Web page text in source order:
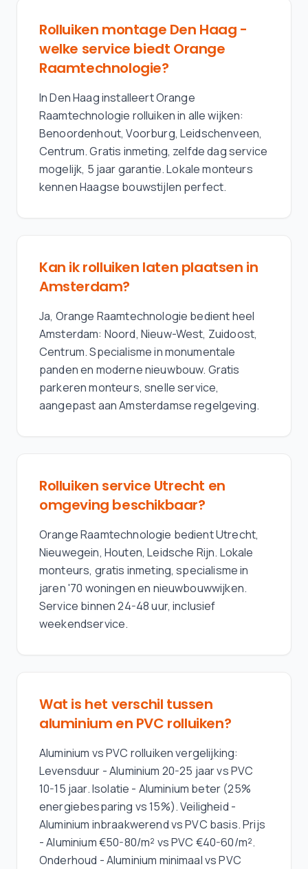
Rolluiken montage Den Haag -
welke service biedt Orange
Raamtechnologie?
In Den Haag installeert Orange
Raamtechnologie rolluiken in alle wijken:
Benoordenhout, Voorburg, Leidschenveen,
Centrum. Gratis inmeting, zelfde dag service
mogelijk, 5 jaar garantie. Lokale monteurs
kennen Haagse bouwstijlen perfect.
Kan ik rolluiken laten plaatsen in
Amsterdam?
Ja, Orange Raamtechnologie bedient heel
Amsterdam: Noord, Nieuw-West, Zuidoost,
Centrum. Specialisme in monumentale
panden en moderne nieuwbouw. Gratis
parkeren monteurs, snelle service,
aangepast aan Amsterdamse regelgeving.
Rolluiken service Utrecht en
omgeving beschikbaar?
Orange Raamtechnologie bedient Utrecht,
Nieuwegein, Houten, Leidsche Rijn. Lokale
monteurs, gratis inmeting, specialisme in
jaren '70 woningen en nieuwbouwwijken.
Service binnen 24-48 uur, inclusief
weekendservice.
Wat is het verschil tussen
aluminium en PVC rolluiken?
Aluminium vs PVC rolluiken vergelijking:
Levensduur - Aluminium 20-25 jaar vs PVC
10-15 jaar. Isolatie - Aluminium beter (25%
energiebesparing vs 15%). Veiligheid -
Aluminium inbraakwerend vs PVC basis. Prijs
- Aluminium €50-80/m² vs PVC €40-60/m².
Onderhoud - Aluminium minimaal vs PVC